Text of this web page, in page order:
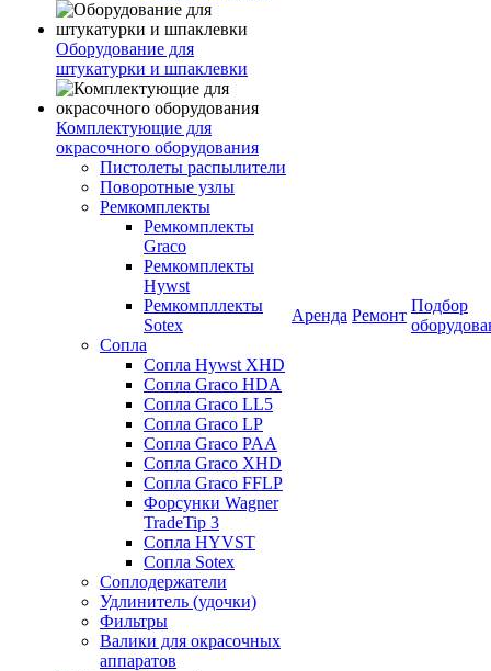
Оборудование для
штукатурки и шпаклевки
Комплектующие для
окрасочного оборудования
Пистолеты распылители
Поворотные узлы
Ремкомплекты
Ремкомплекты
Graco
Ремкомплекты
Hywst
Ремкомпллекты
Sotex
Сопла
Сопла Hywst XHD
Сопла Graco HDA
Сопла Graco LL5
Сопла Graco LP
Сопла Graco PAA
Сопла Graco XHD
Сопла Graco FFLP
Форсунки Wagner
TradeTip 3
Сопла HYVST
Сопла Sotex
Соплодержатели
Удлинитель (удочки)
Фильтры
Валики для окрасочных
аппаратов
Аренда Ремонт
Подбор